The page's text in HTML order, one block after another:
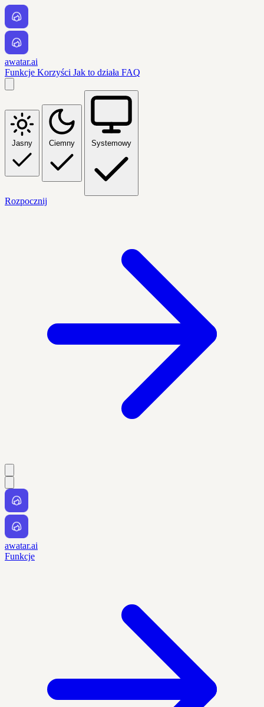
awatar.ai
Funkcje Korzyści Jak to działa FAQ
Jasny Ciemny Systemowy
Rozpocznij
awatar.ai
Funkcje